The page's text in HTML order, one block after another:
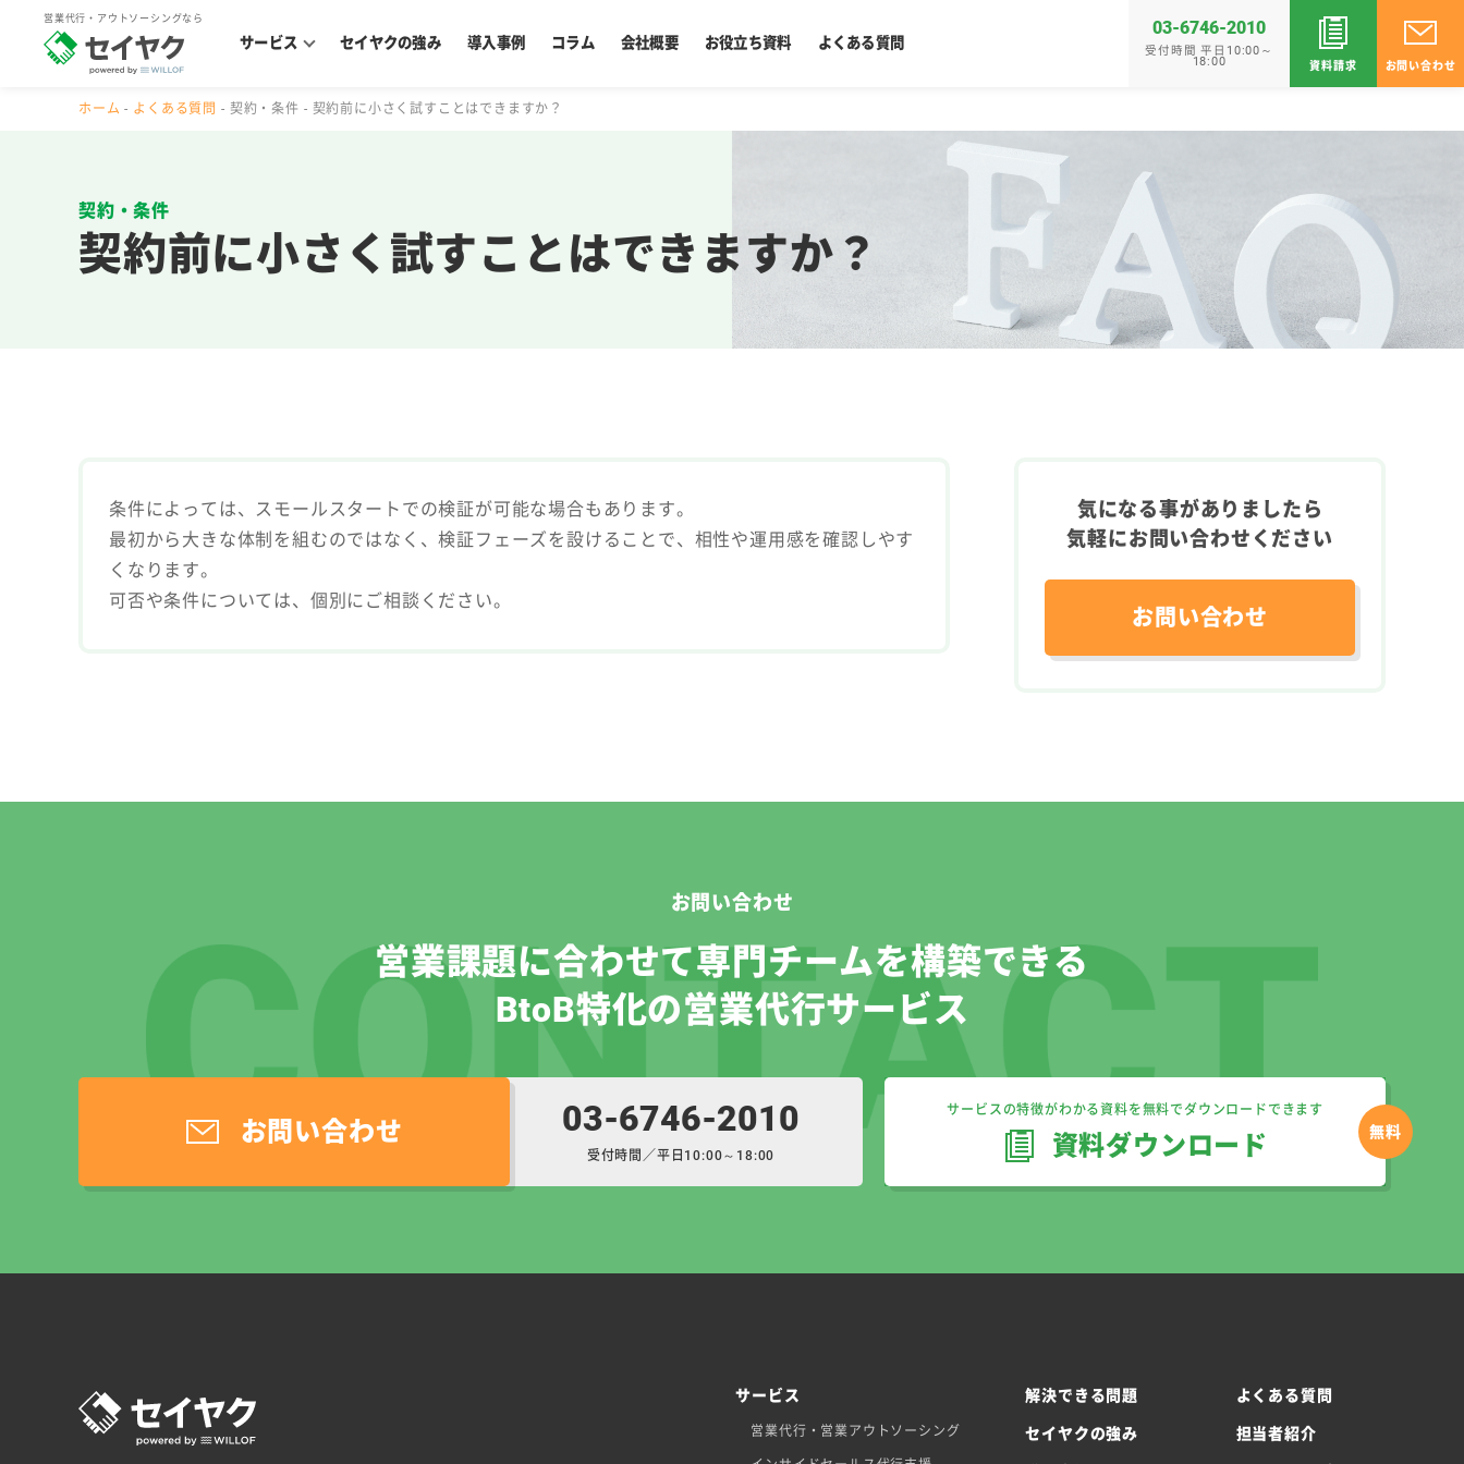
営業代行・アウトソーシングなら 03-6746-2010
受付時間 平日10:00～
18:00
サービス セイヤクの強み 導入事例 コラム 会社概要 お役立ち資料 よくある質問
資料請求 お問い合わせ
ホーム よくある質問 契約・条件 契約前に小さく試すことはできますか？
契約・条件
契約前に小さく試すことはできますか？
条件によっては、スモールスタートでの検証が可能な場合もあります。
最初から大きな体制を組むのではなく、検証フェーズを設けることで、相性や運用感を確認しやす
くなります。
可否や条件については、個別にご相談ください。
気になる事がありましたら
気軽にお問い合わせください
お問い合わせ
お問い合わせ
営業課題に合わせて専門チームを構築できる
BtoB特化の営業代行サービス
お問い合わせ 03-6746-2010
受付時間／平日10:00～18:00
サービスの特徴がわかる資料を無料でダウンロードできます
資料ダウンロード
サービス
営業代行・営業アウトソーシング
解決できる問題
セイヤクの強み
よくある質問
担当者紹介